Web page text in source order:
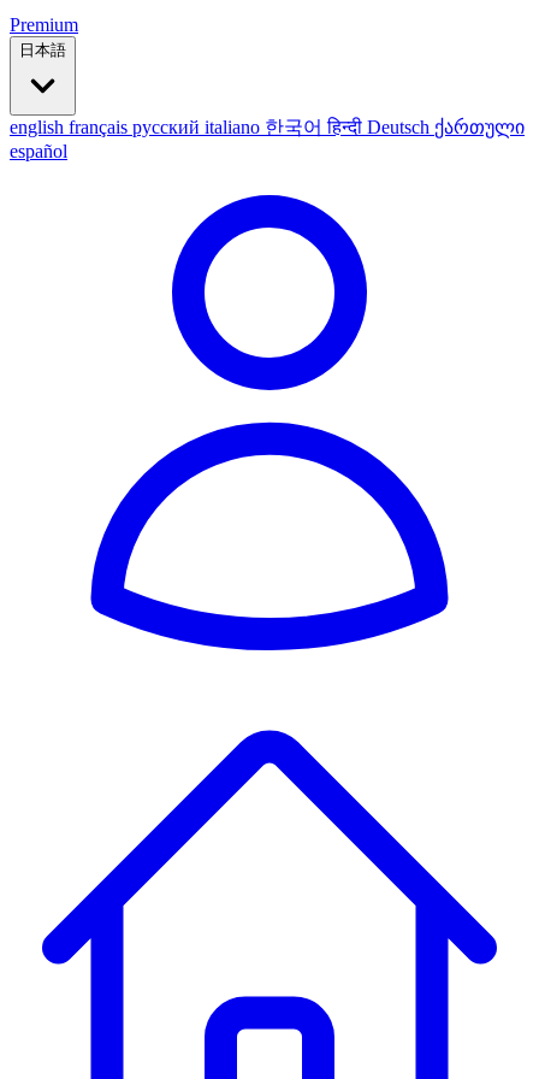
Premium
日本語
english français русский italiano 한국어हिन्दी Deutsch ქართული
español